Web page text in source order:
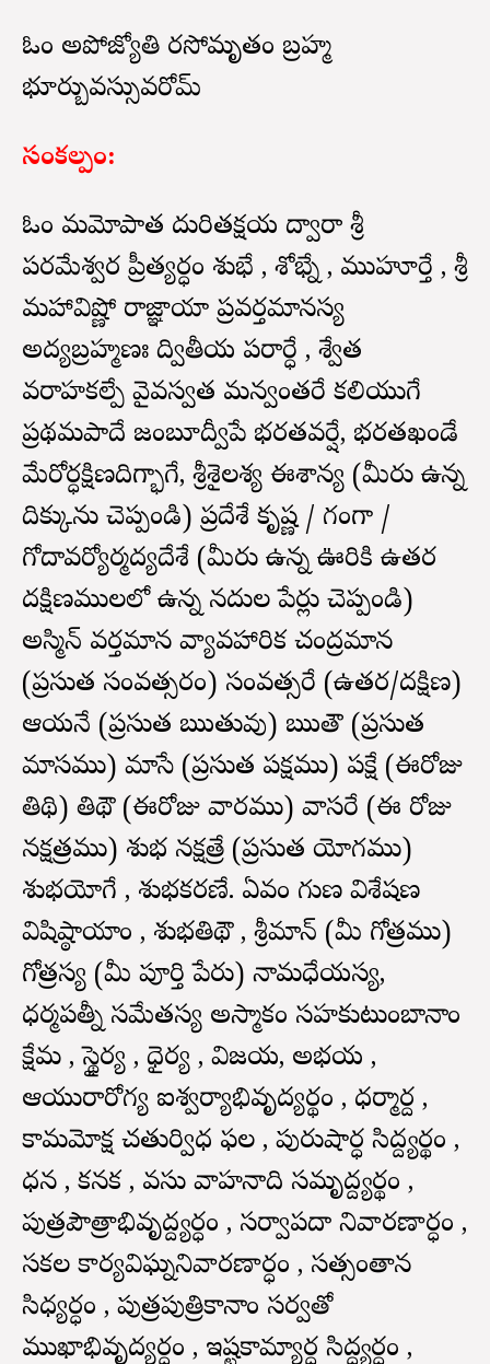
ఓం అపోజ్యోతి రసోమృతం బ్రహ్మ
భూర్బువస్సువరోమ్
సంకల్పం:
ఓం మమోపాత్త దురితక్షయ ద్వారా శ్రీ
పరమేశ్వర ప్రీత్యర్ధం శుభే , శోభ్నే , ముహూర్తే , శ్రీ
మహావిష్ణో రాజ్ఞాయా ప్రవర్తమానస్య
అద్యబ్రహ్మణః ద్వితీయ పరార్ధే , శ్వేత
వరాహకల్పే వైవస్వత మన్వంతరే కలియుగే
ప్రథమపాదే జంబూద్వీపే భరతవర్షే, భరతఖండే
మేరోర్ధక్షిణదిగ్భాగే, శ్రీశైలశ్య ఈశాన్య (మీరు ఉన్న
దిక్కును చెప్పండి) ప్రదేశే కృష్ణ / గంగా /
గోదావర్యోర్మద్యదేశే (మీరు ఉన్న ఊరికి ఉత్తర
దక్షిణములలో ఉన్న నదుల పేర్లు చెప్పండి)
అస్మిన్ వర్తమాన వ్యావహారిక చంద్రమాన
(ప్రస్తుత సంవత్సరం) సంవత్సరే (ఉత్తర/దక్షిణ)
ఆయనే (ప్రస్తుత ఋతువు) ఋతౌ (ప్రస్తుత
మాసము) మాసే (ప్రస్తుత పక్షము) పక్షే (ఈరోజు
తిథి) తిథౌ (ఈరోజు వారము) వాసరే (ఈ రోజు
నక్షత్రము) శుభ నక్షత్రే (ప్రస్తుత యోగము)
శుభయోగే , శుభకరణే. ఏవం గుణ విశేషణ
విషిష్ఠాయాం , శుభతిథౌ , శ్రీమాన్ (మీ గోత్రము)
గోత్రస్య (మీ పూర్తి పేరు) నామధేయస్య,
ధర్మపత్నీ సమేతస్య అస్మాకం సహకుటుంబానాం
క్షేమ , స్థైర్య , ధైర్య , విజయ, అభయ ,
ఆయురారోగ్య ఐశ్వర్యాభివృద్యర్థం , ధర్మార్ద ,
కామమోక్ష చతుర్విధ ఫల , పురుషార్ధ సిద్ద్యర్థం ,
ధన , కనక , వస్తు వాహనాది సమృద్ద్యర్థం ,
పుత్రపౌత్రాభివృద్ద్యర్ధం , సర్వాపదా నివారణార్ధం ,
సకల కార్యవిఘ్ననివారణార్ధం , సత్సంతాన
సిధ్యర్ధం , పుత్రపుత్రికానాం సర్వతో
ముఖాభివృద్యర్దం , ఇష్టకామ్యార్ధ సిద్ధ్యర్ధం ,